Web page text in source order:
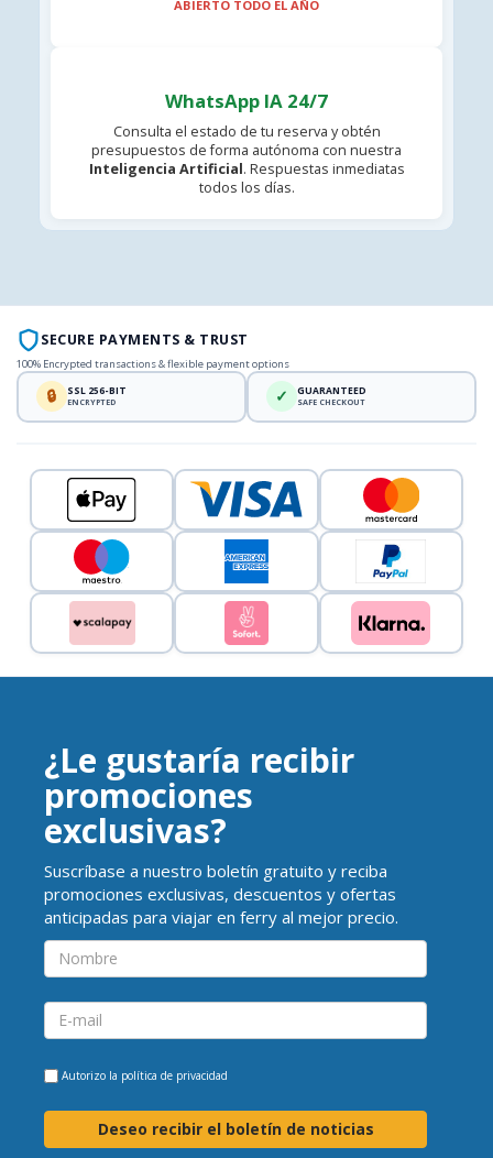
ABIERTO TODO EL AÑO
WhatsApp IA 24/7
Consulta el estado de tu reserva y obtén
presupuestos de forma autónoma con nuestra
Inteligencia Artificial. Respuestas inmediatas
todos los días.
SECURE PAYMENTS & TRUST
100% Encrypted transactions & flexible payment options
🔒 SSL 256-BIT
ENCRYPTED ✓ GUARANTEED
SAFE CHECKOUT
¿Le gustaría recibir
promociones
exclusivas?
Suscríbase a nuestro boletín gratuito y reciba
promociones exclusivas, descuentos y ofertas
anticipadas para viajar en ferry al mejor precio.
Autorizo la política de privacidad
Deseo recibir el boletín de noticias